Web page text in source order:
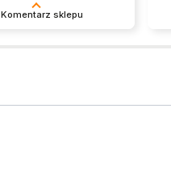
Komentarz sklepu